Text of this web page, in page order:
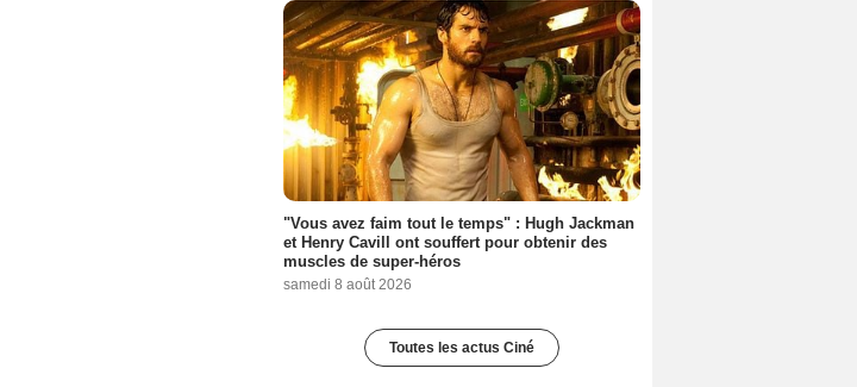
"Vous avez faim tout le temps" : Hugh Jackman
et Henry Cavill ont souffert pour obtenir des
muscles de super-héros
samedi 8 août 2026
Toutes les actus Ciné